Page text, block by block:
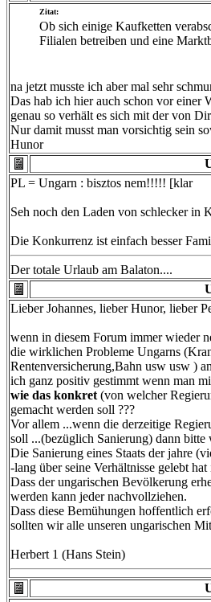
Zitat:
Ob sich einige Kaufketten
Filialen betreiben und eine
na jetzt musste ich aber mal sehr
Das hab ich hier auch schon vor einer
genau so verhält es sich mit der von
Nur damit musst man vorsichtig sein
Hunor
PL = Ungarn : bisztos nem!!!!! [klar
Seh noch den Laden von schlecker in
Die Konkurrenz ist einfach besser
Der totale Urlaub am Balaton....
Lieber Johannes, lieber Hunor, lieber
wenn in diesem Forum immer wieder
die wirklichen Probleme Ungarns
Rentenversicherung,Bahn usw usw )
ich ganz positiv gestimmt wenn man
wie das konkret (von welcher
gemacht werden soll ???
Vor allem ...wenn die derzeitige
soll ...(bezüglich Sanierung) dann bitte
Die Sanierung eines Staats der jahre
-lang über seine Verhältnisse gelebt
Dass der ungarischen Bevölkerung
werden kann jeder nachvollziehen.
Dass diese Bemühungen hoffentlich
sollten wir alle unseren ungarischen
Herbert 1 (Hans Stein)